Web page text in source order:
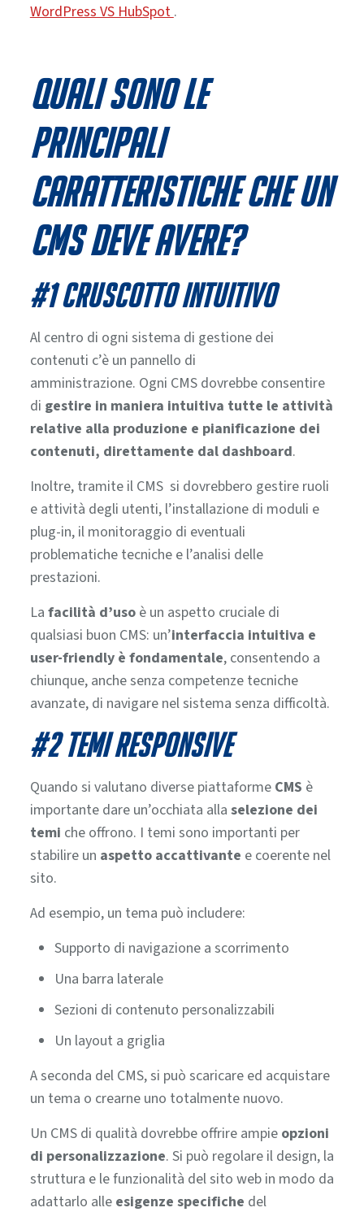
WordPress VS HubSpot.
Quali sono le
principali
caratteristiche che un
CMS deve avere?
#1 CRUSCOTTO INTUITIVO
Al centro di ogni sistema di gestione dei
contenuti c’è un pannello di
amministrazione. Ogni CMS dovrebbe consentire
di gestire in maniera intuitiva tutte le attività
relative alla produzione e pianificazione dei
contenuti, direttamente dal dashboard.
Inoltre, tramite il CMS si dovrebbero gestire ruoli
e attività degli utenti, l’installazione di moduli e
plug-in, il monitoraggio di eventuali
problematiche tecniche e l’analisi delle
prestazioni.
La facilità d’usoè un aspetto cruciale di
qualsiasi buon CMS: un’interfaccia intuitiva e
user-friendly è fondamentale, consentendo a
chiunque, anche senza competenze tecniche
avanzate, di navigare nel sistema senza difficoltà.
#2 TEMI RESPONSIVE
Quando si valutano diverse piattaforme CMS è
importante dare un’occhiata alla selezione dei
temi che offrono. I temi sono importanti per
stabilire un aspetto accattivante e coerente nel
sito.
Ad esempio, un tema può includere:
Supporto di navigazione a scorrimento
Una barra laterale
Sezioni di contenuto personalizzabili
Un layout a griglia
A seconda del CMS, si può scaricare ed acquistare
un tema o crearne uno totalmente nuovo.
Un CMS di qualità dovrebbe offrire ampie opzioni
di personalizzazione. Si può regolare il design, la
struttura e le funzionalità del sito web in modo da
adattarlo alle esigenze specifiche del